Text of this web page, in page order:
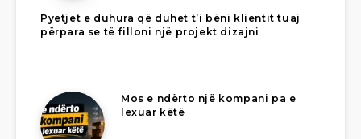
Pyetjet e duhura që duhet t’i bëni klientit tuaj
përpara se të filloni një projekt dizajni
Mos e ndërto një kompani pa e
lexuar këtë